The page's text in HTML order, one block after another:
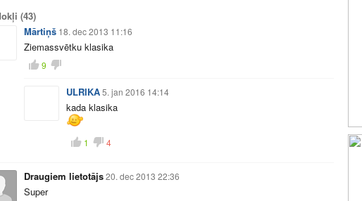
(43)
Mārtiņš 18. dec 2013 11:16
Ziemassvētku klasika
9
ULRIKA5. jan 2016 14:14
kada klasika
1 4
Draugiem lietotājs20. dec 2013 22:36
Super